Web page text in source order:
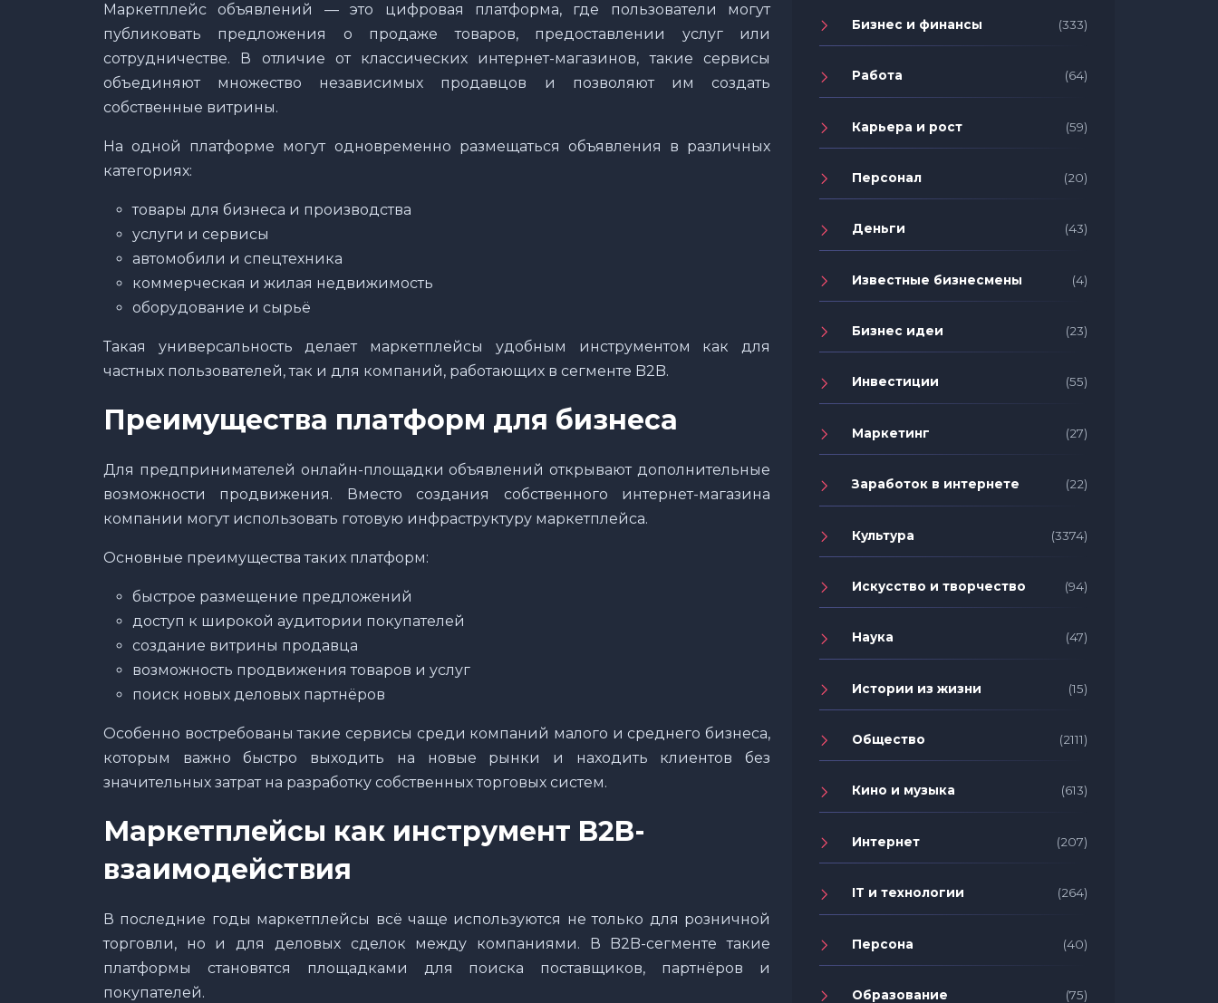
Маркетплейс объявлений — это цифровая платформа, где пользователи могут
публиковать предложения о продаже товаров, предоставлении услуг или
сотрудничестве. В отличие от классических интернет-магазинов, такие сервисы
объединяют множество независимых продавцов и позволяют им создать
собственные витрины.
На одной платформе могут одновременно размещаться объявления в различных
категориях:
товары для бизнеса и производства
услуги и сервисы
автомобили и спецтехника
коммерческая и жилая недвижимость
оборудование и сырьё
Такая универсальность делает маркетплейсы удобным инструментом как для
частных пользователей, так и для компаний, работающих в сегменте B2B.
Преимущества платформ для бизнеса
Для предпринимателей онлайн-площадки объявлений открывают дополнительные
возможности продвижения. Вместо создания собственного интернет-магазина
компании могут использовать готовую инфраструктуру маркетплейса.
Основные преимущества таких платформ:
быстрое размещение предложений
доступ к широкой аудитории покупателей
создание витрины продавца
возможность продвижения товаров и услуг
поиск новых деловых партнёров
Особенно востребованы такие сервисы среди компаний малого и среднего бизнеса,
которым важно быстро выходить на новые рынки и находить клиентов без
значительных затрат на разработку собственных торговых систем.
Маркетплейсы как инструмент B2B-
взаимодействия
В последние годы маркетплейсы всё чаще используются не только для розничной
торговли, но и для деловых сделок между компаниями. В B2B-сегменте такие
платформы становятся площадками для поиска поставщиков, партнёров и
покупателей.
Бизнес и финансы (333)
Работа (64)
Карьера и рост (59)
Персонал (20)
Деньги (43)
Известные бизнесмены (4)
Бизнес идеи (23)
Инвестиции (55)
Маркетинг (27)
Заработок в интернете (22)
Культура (3374)
Искусство и творчество (94)
Наука (47)
Истории из жизни (15)
Общество (2111)
Кино и музыка (613)
Интернет (207)
IT и технологии (264)
Персона (40)
Образование (75)